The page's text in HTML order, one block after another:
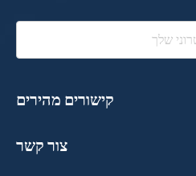
קישורים מהירים
צור קשר